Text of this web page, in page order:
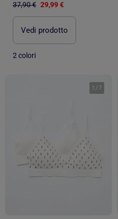
37,90 € 29,99 €
Vedi prodotto
2 colori
1 / 7